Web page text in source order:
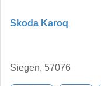
Skoda Karoq
Siegen, 57076